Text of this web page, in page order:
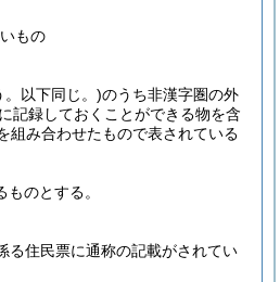
もの
以下同じ。)のうち非漢字圏の外
記録しておくことができる物を含
組み合わせたもので表されている
のとする。
る住民票に通称の記載がされてい